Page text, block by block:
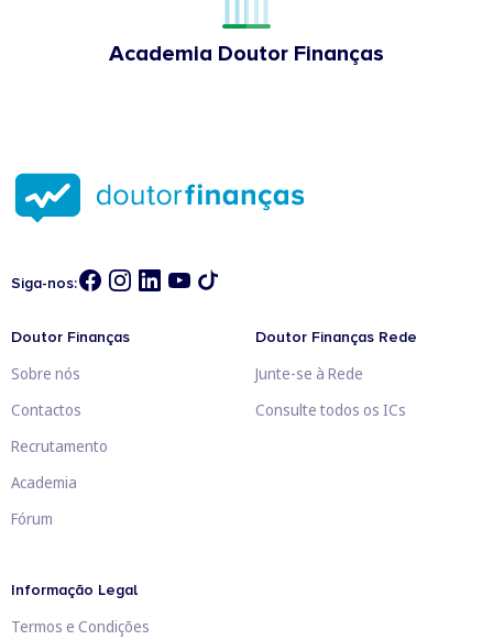
Academia Doutor Finanças
Siga-nos:
Doutor Finanças
Sobre nós
Contactos
Recrutamento
Academia
Fórum
Doutor Finanças Rede
Junte-se à Rede
Consulte todos os ICs
Informação Legal
Termos e Condições